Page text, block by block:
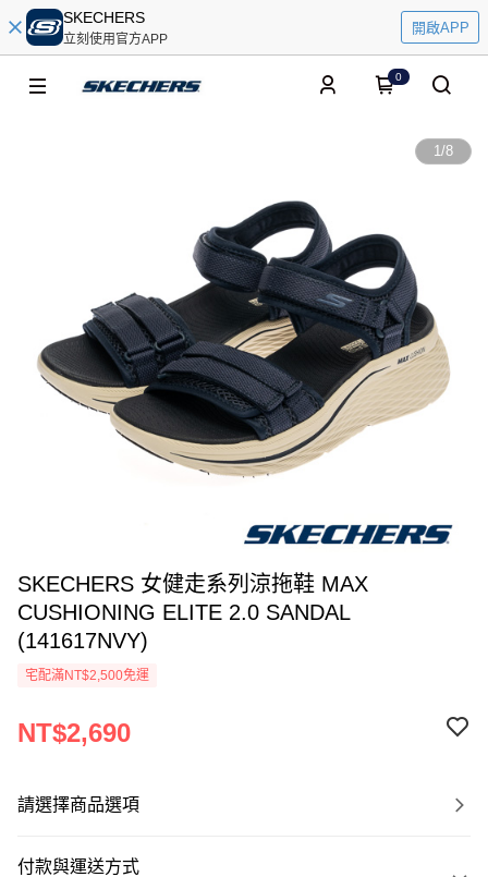
SKECHERS
立刻使用官方APP
開啟APP
0
1/8
SKECHERS 女健走系列涼拖鞋 MAX
CUSHIONING ELITE 2.0 SANDAL
(141617NVY)
宅配滿NT$2,500免運
NT$2,690
請選擇商品選項
付款與運送方式